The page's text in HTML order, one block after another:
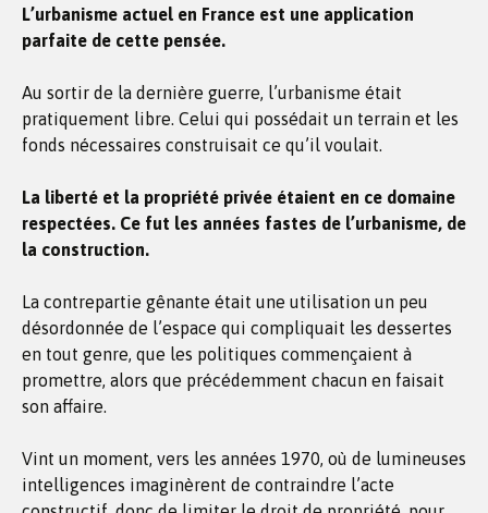
L’urbanisme actuel en France est une application
parfaite de cette pensée.
Au sortir de la dernière guerre, l’urbanisme était
pratiquement libre. Celui qui possédait un terrain et les
fonds nécessaires construisait ce qu’il voulait.
La liberté et la propriété privée étaient en ce domaine
respectées. Ce fut les années fastes de l’urbanisme, de
la construction.
La contrepartie gênante était une utilisation un peu
désordonnée de l’espace qui compliquait les dessertes
en tout genre, que les politiques commençaient à
promettre, alors que précédemment chacun en faisait
son affaire.
Vint un moment, vers les années 1970, où de lumineuses
intelligences imaginèrent de contraindre l’acte